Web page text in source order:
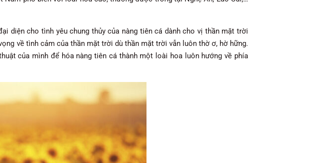
diện cho tình yêu chung thủy của nàng tiên cá dành cho vị thần mặt trời
về tình cảm của thần mặt trời dù thần mặt trời vẫn luôn thờ ơ, hờ hững.
của mình để hóa nàng tiên cá thành một loài hoa luôn hướng về phía